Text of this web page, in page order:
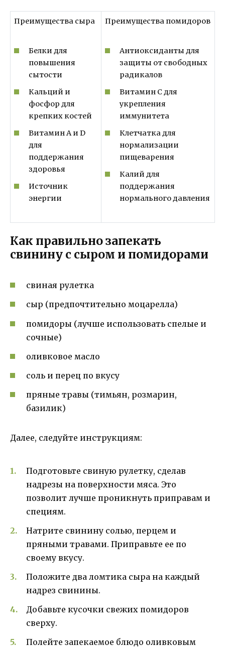
Преимущества сыра
Белки для
повышения
сытости
Кальций и
фосфор для
крепких костей
Витамин A и D
для
поддержания
здоровья
Источник
энергии
Преимущества помидоров
Антиоксиданты для
защиты от свободных
радикалов
Витамин C для
укрепления
иммунитета
Клетчатка для
нормализации
пищеварения
Калий для
поддержания
нормального давления
Как правильно запекать
свинину с сыром и помидорами
свиная рулетка
сыр (предпочтительно моцарелла)
помидоры (лучше использовать спелые и
сочные)
оливковое масло
соль и перец по вкусу
пряные травы (тимьян, розмарин,
базилик)
Далее, следуйте инструкциям:
Подготовьте свиную рулетку, сделав
надрезы на поверхности мяса. Это
позволит лучше проникнуть приправам и
специям.
Натрите свинину солью, перцем и
пряными травами. Приправьте ее по
своему вкусу.
Положите два ломтика сыра на каждый
надрез свинины.
Добавьте кусочки свежих помидоров
сверху.
Полейте запекаемое блюдо оливковым